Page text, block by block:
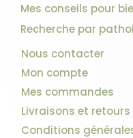
Mes conseils pour
Recherche par
Nous contacter
Mon compte
Mes commandes
Livraisons et retours
Conditions